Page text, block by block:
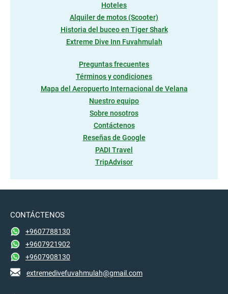
Hoteles
Alquiler de motos (Scooter)
Historia del buceo en Tiger Shark
Extreme Dive Inn Fuvahmulah
Preguntas frecuentes
Términos y condiciones
Mapa del Aeropuerto Internacional de Velana
Nuestro equipo
Sobre nosotros
Contáctenos
Reseñas de Google
PADI Travel
TripAdvisor
CONTÁCTENOS
+9607788130
+9607921902
+9607908130
extremedivefuvahmulah@gmail.com